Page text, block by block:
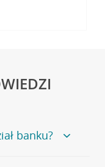
banku?